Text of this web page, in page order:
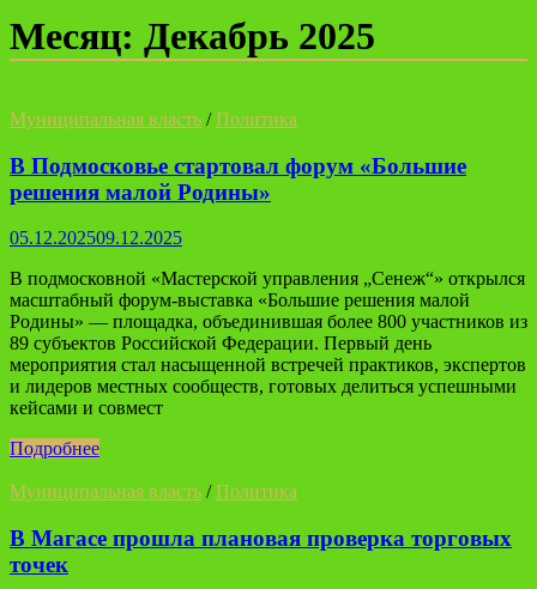
Месяц: Декабрь 2025
Муниципальная власть /Политика
В Подмосковье стартовал форум «Большие
решения малой Родины»
05.12.202509.12.2025
В подмосковной «Мастерской управления „Сенеж“» открылся
масштабный форум-выставка «Большие решения малой
Родины» — площадка, объединившая более 800 участников из
89 субъектов Российской Федерации. Первый день
мероприятия стал насыщенной встречей практиков, экспертов
и лидеров местных сообществ, готовых делиться успешными
кейсами и совмест
Подробнее
Муниципальная власть /Политика
В Магасе прошла плановая проверка торговых
точек